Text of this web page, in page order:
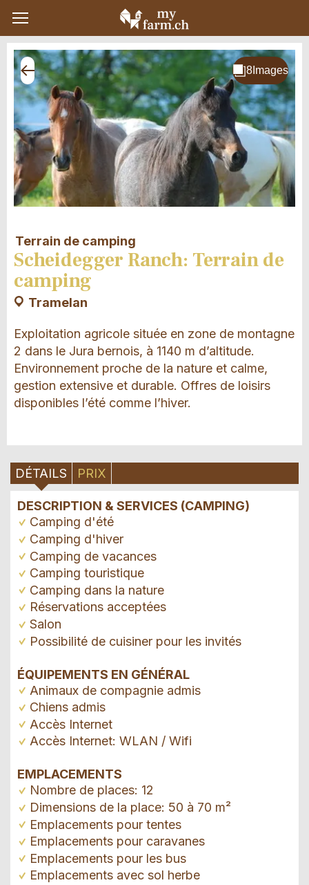
Terrain de camping
Scheidegger Ranch: Terrain de
camping
Tramelan
Exploitation agricole située en zone de montagne
2 dans le Jura bernois, à 1140 m d’altitude.
Environnement proche de la nature et calme,
gestion extensive et durable. Offres de loisirs
disponibles l’été comme l’hiver.
DÉTAILS PRIX
DESCRIPTION & SERVICES (CAMPING)
Camping d'été
Camping d'hiver
Camping de vacances
Camping touristique
Camping dans la nature
Réservations acceptées
Salon
Possibilité de cuisiner pour les invités
ÉQUIPEMENTS EN GÉNÉRAL
Animaux de compagnie admis
Chiens admis
Accès Internet
Accès Internet: WLAN / Wifi
EMPLACEMENTS
Nombre de places: 12
Dimensions de la place: 50 à 70 m²
Emplacements pour tentes
Emplacements pour caravanes
Emplacements pour les bus
Emplacements avec sol herbe